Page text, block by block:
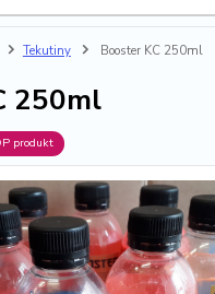
Tekutiny Booster KC 250ml
250ml
produkt